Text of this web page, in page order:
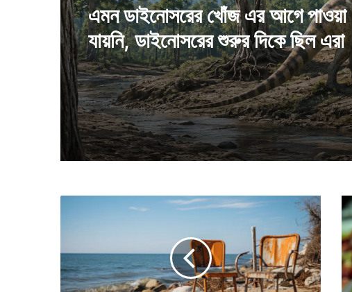
August 2, 2026
এমন ডাইনোসরের খোঁজ এর আগে পাওয়া
যায়নি, ডাইনোসরের শুরুর দিকে ছিল এরা
July 28, 2026
এমন পুকুর একটিই আছে, মাইনাস ৫০
ডিগ্রিতেও জমে না এই পুকুরের জল
থে
আ
পে
লে
কা
লো
ছা